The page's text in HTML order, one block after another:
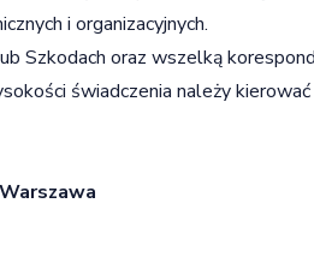
i organizacyjnych.
Szkodach oraz wszelką
świadczenia należy